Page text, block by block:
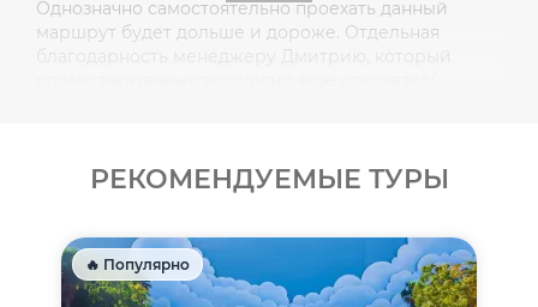
Однозначно самостоятельно проехать данный
маршрут будет дольше и дороже. Отдельная
благодарность менеджеру Дмитрию, который
сервис.РЕКОМЕНДУЕМЫЕ ТУРЫ
🔥 Популярно